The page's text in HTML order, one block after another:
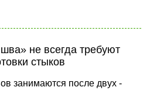
не всегда требуют
стыков
занимаются после двух -